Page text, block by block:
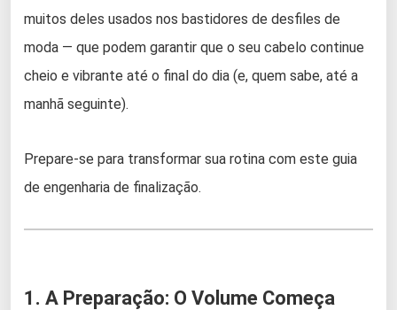
muitos deles usados nos bastidores de desfiles de
moda — que podem garantir que o seu cabelo continue
cheio e vibrante até o final do dia (e, quem sabe, até a
manhã seguinte).
Prepare-se para transformar sua rotina com este guia
de engenharia de finalização.
1. A Preparação: O Volume Começa